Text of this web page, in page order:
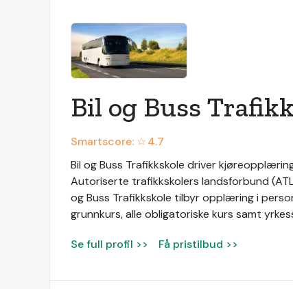
Bil og Buss
Smartscore: ☆4.7
Bil og Buss Trafikkskole driver
Autoriserte trafikkskolers landsforbund
og Buss Trafikkskole tilbyr opplæring i
grunnkurs, alle obligatoriske kurs samt
Se full profil >> Få pristilbud >>